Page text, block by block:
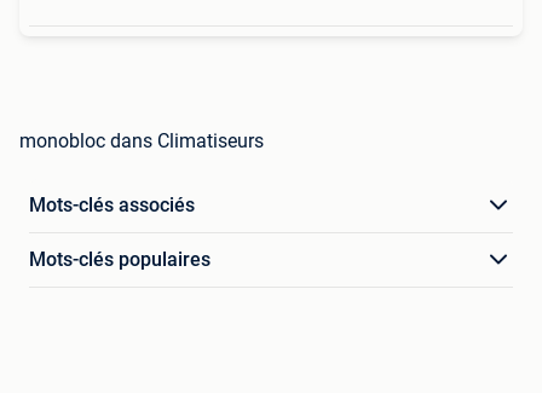
monobloc dans Climatiseurs
Mots-clés associés
Mots-clés populaires